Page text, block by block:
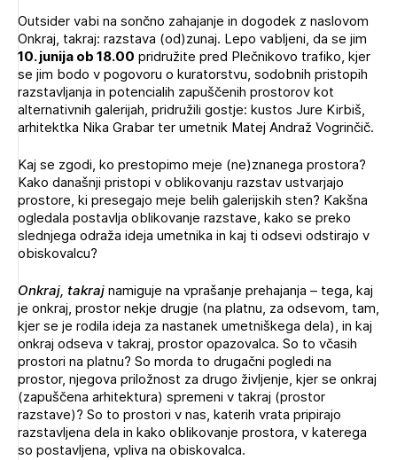
POZABLJENO GESLO
REGISTRIRAJTE SE
Outsider vabi na sončno zahajanje in dogodek z naslovom
Onkraj, takraj: razstava (od)zunaj. Lepo vabljeni, da se jim
10. junija ob 18.00 pridružite pred Plečnikovo trafiko, kjer
se jim bodo v pogovoru o kuratorstvu, sodobnih pristopih
razstavljanja in potencialih zapuščenih prostorov kot
alternativnih galerijah, pridružili gostje: kustos Jure Kirbiš,
arhitektka Nika Grabar ter umetnik Matej Andraž Vogrinčič.
Kaj se zgodi, ko prestopimo meje (ne)znanega prostora?
Kako današnji pristopi v oblikovanju razstav ustvarjajo
prostore, ki presegajo meje belih galerijskih sten? Kakšna
ogledala postavlja oblikovanje razstave, kako se preko
slednjega odraža ideja umetnika in kaj ti odsevi odstirajo v
obiskovalcu?
Onkraj, takrajnamiguje na vprašanje prehajanja – tega, kaj
je onkraj, prostor nekje drugje (na platnu, za odsevom, tam,
kjer se je rodila ideja za nastanek umetniškega dela), in kaj
onkraj odseva v takraj, prostor opazovalca. So to včasih
prostori na platnu? So morda to drugačni pogledi na
prostor, njegova priložnost za drugo življenje, kjer se onkraj
(zapuščena arhitektura) spremeni v takraj (prostor
razstave)? So to prostori v nas, katerih vrata pripirajo
razstavljena dela in kako oblikovanje prostora, v katerega
so postavljena, vpliva na obiskovalca.
PRIJAVITE SE
Novičnik natečajev
Tedenski novičnik javnih naročil
Dnevne medijske objave
NAPREJ